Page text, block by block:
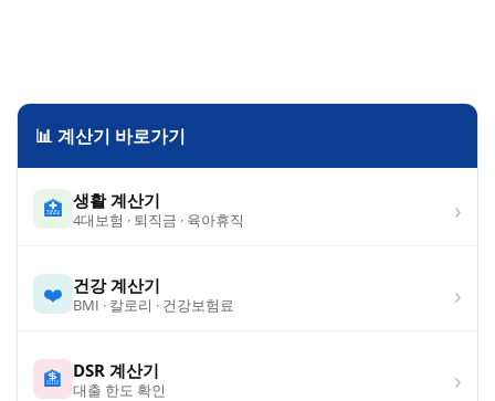
📊 계산기 바로가기
🏥 생활 계산기
4대보험 · 퇴직금 · 육아휴직 ›
❤️ 건강 계산기
BMI · 칼로리 · 건강보험료 ›
🏦 DSR 계산기
대출 한도 확인 ›